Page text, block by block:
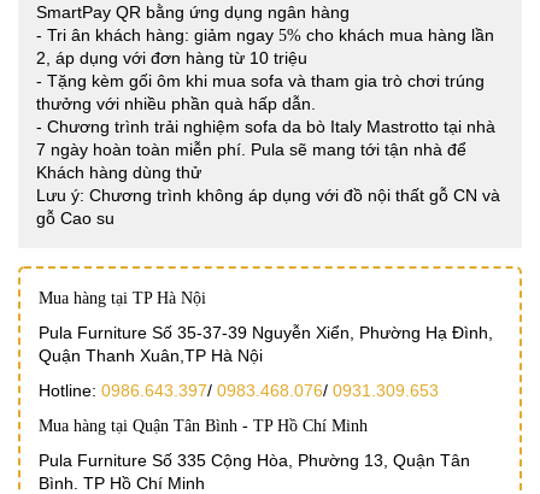
SmartPay QR bằng ứng dụng ngân hàng
- Tri ân khách hàng: giảm ngay 5% cho khách mua hàng lần
2, áp dụng với đơn hàng từ 10 triệu
- Tặng kèm gối ôm khi mua sofa và tham gia trò chơi trúng
thưởng với nhiều phần quà hấp dẫn.
- Chương trình trải nghiệm sofa da bò Italy Mastrotto tại nhà
7 ngày hoàn toàn miễn phí. Pula sẽ mang tới tận nhà để
Khách hàng dùng thử
Lưu ý: Chương trình không áp dụng với đồ nội thất gỗ CN và
gỗ Cao su
Mua hàng tại TP Hà Nội
Pula Furniture Số 35-37-39 Nguyễn Xiển, Phường Hạ Đình,
Quận Thanh Xuân,TP Hà Nội
Hotline: 0986.643.397/ 0983.468.076/ 0931.309.653
Mua hàng tại Quận Tân Bình - TP Hồ Chí Minh
Pula Furniture Số 335 Cộng Hòa, Phường 13, Quận Tân
Bình. TP Hồ Chí Minh